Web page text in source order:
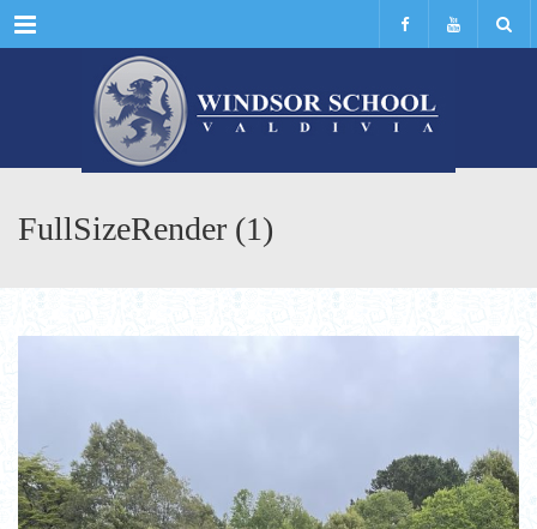
Menu
FullSizeRender (1)